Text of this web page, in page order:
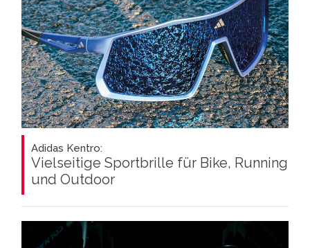
Adidas Kentro:
Vielseitige Sportbrille für Bike, Running
und Outdoor